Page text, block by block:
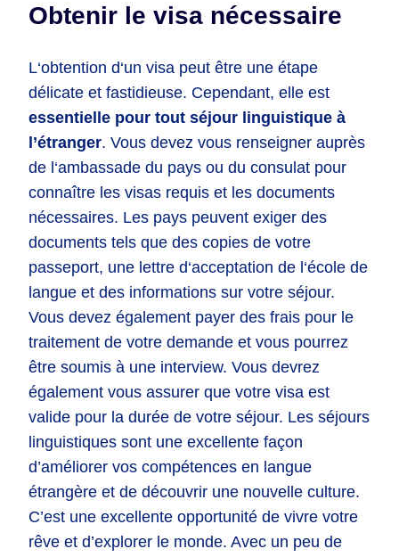
Obtenir le visa nécessaire
L‘obtention d‘un visa peut être une étape
dé licate et fastidieuse. Cependant, el le est
essentielle pour tout séjour linguistique à
l’étranger. Vous devez vous renseigner auprès
de ‘ambassade du pays ou du consul at pour
connaître les visas requis et les documents
nécessaires. Les pays peuvent exiger des
documents tels que des copies de votre
passeport, une lettre d‘acceptation de ‘éco le de
langue et des informations sur votre séjour.
Vous devez égal ement payer des frais pour le
traitement de votre demande et vous pourrez
être soumis à une interview. Vous devrez
égal ement vous assurer que votre visa est
val ide pour la durée de votre séjour. Les séjours
linguistiques sont une excellente façon
d’améliorer vos compétences en langue
étrangère et de découvrir une nouvelle culture.
C’est une excellente opportunité de vivre votre
rêve et d’explorer le monde. Avec un peu de